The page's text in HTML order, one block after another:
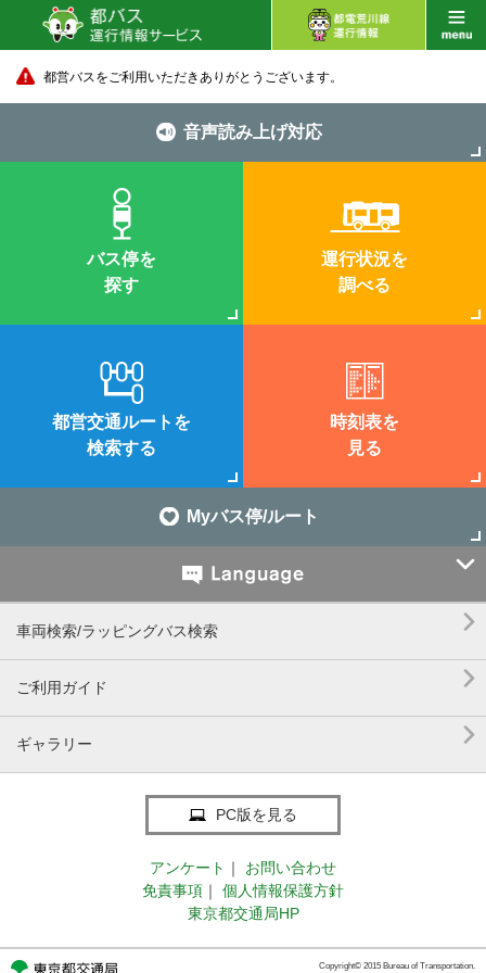
都営バスをご利用いただきありがとうございます。
音声読み上げ対応
バス停を
探す
運行状況を
調べる
都営交通ルートを
検索する
時刻表を
見る
Myバス停/ルート

車両検索/ラッピングバス検索 
ご利用ガイド 
ギャラリー 
PC版を見る
アンケート ｜
お問い合わせ
免責事項 ｜
個人情報保護方針
東京都交通局HP
Copyright© 2015 Bureau of Transportation.